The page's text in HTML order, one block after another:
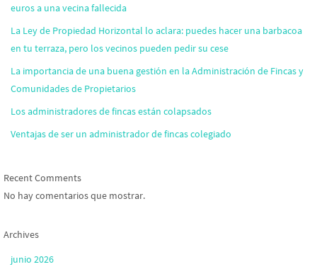
euros a una vecina fallecida
La Ley de Propiedad Horizontal lo aclara: puedes hacer una barbacoa
en tu terraza, pero los vecinos pueden pedir su cese
La importancia de una buena gestión en la Administración de Fincas y
Comunidades de Propietarios
Los administradores de fincas están colapsados
Ventajas de ser un administrador de fincas colegiado
Recent Comments
No hay comentarios que mostrar.
Archives
junio 2026